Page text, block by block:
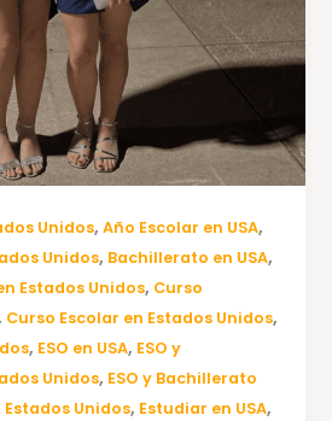
Unidos,Año Escolar en USA,
Unidos, Bachillerato en USA,
Estados Unidos, Curso
Curso Escolar en Estados Unidos,
, ESO en USA, ESO y
Unidos, ESO y Bachillerato
Unidos, Estudiar en USA,